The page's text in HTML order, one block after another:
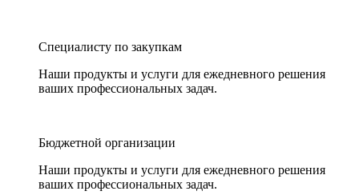
Специалисту по закупкам
Наши продукты и услуги для ежедневного решения
ваших профессиональных задач.
Бюджетной организации
Наши продукты и услуги для ежедневного решения
ваших профессиональных задач.